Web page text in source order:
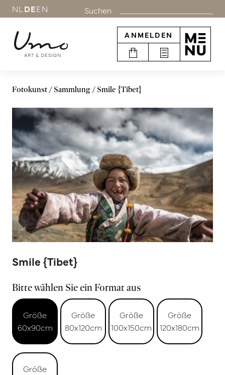
NL DEEN Suchen
ANMELDEN
Fotokunst Sammlung Smile {Tibet}
Smile {Tibet}
Bitte wählen Sie ein Format aus
Größe
60x90cm
Größe
80x120cm
Größe
100x150cm
Größe
120x180cm
Größe